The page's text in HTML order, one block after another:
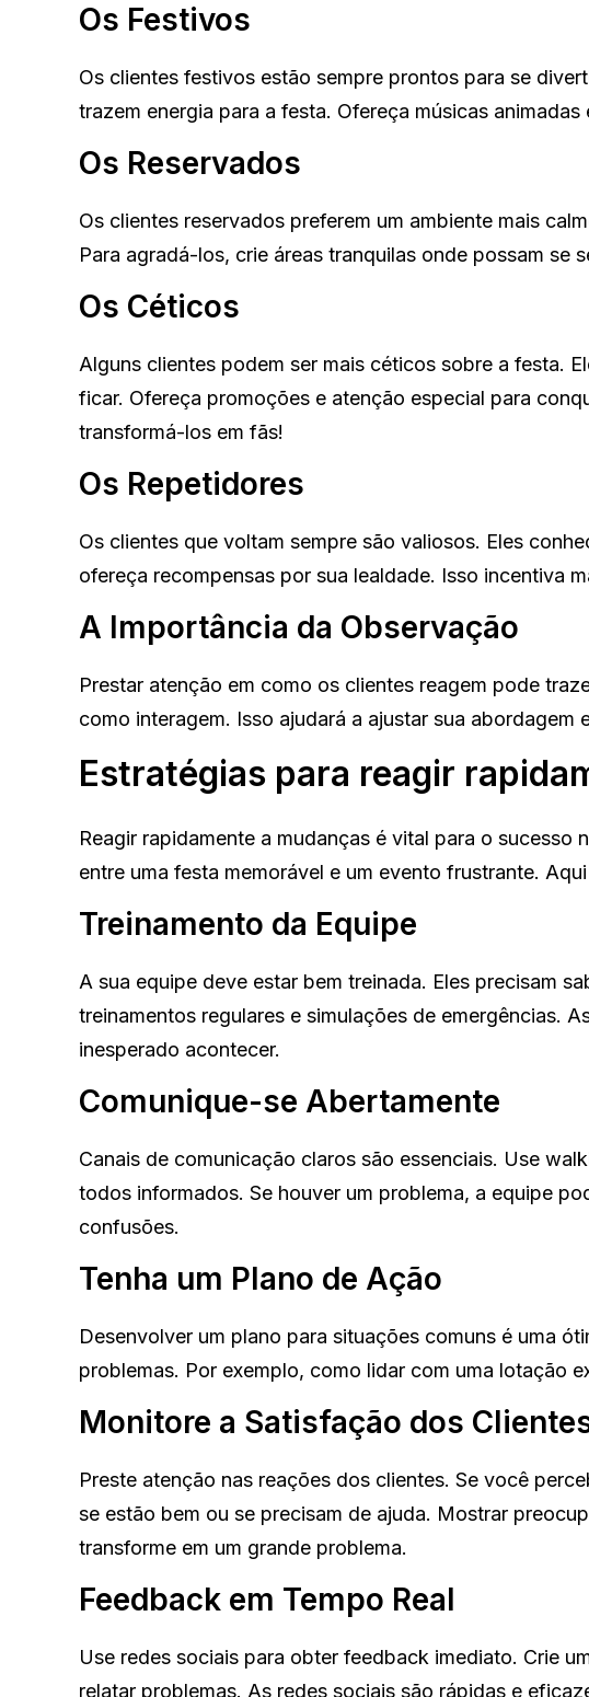
Os Festivos
Os clientes festivos estão sempre prontos para se
trazem energia para a festa. Ofereça músicas
Os Reservados
Os clientes reservados preferem um ambiente mais
Para agradá-los, crie áreas tranquilas onde possam se
Os Céticos
Alguns clientes podem ser mais céticos sobre a festa.
ficar. Ofereça promoções e atenção especial para
transformá-los em fãs!
Os Repetidores
Os clientes que voltam sempre são valiosos. Eles
ofereça recompensas por sua lealdade. Isso incentiva
A Importância da Observação
Prestar atenção em como os clientes reagem pode
como interagem. Isso ajudará a ajustar sua abordagem
Estratégias para reagir
Reagir rapidamente a mudanças é vital para o sucesso
entre uma festa memorável e um evento frustrante.
Treinamento da Equipe
A sua equipe deve estar bem treinada. Eles precisam
treinamentos regulares e simulações de emergências.
inesperado acontecer.
Comunique-se Abertamente
Canais de comunicação claros são essenciais. Use
todos informados. Se houver um problema, a equipe
confusões.
Tenha um Plano de Ação
Desenvolver um plano para situações comuns é uma
problemas. Por exemplo, como lidar com uma lotação
Monitore a Satisfação dos
Preste atenção nas reações dos clientes. Se você
se estão bem ou se precisam de ajuda. Mostrar
transforme em um grande problema.
Feedback em Tempo Real
Use redes sociais para obter feedback imediato. Crie
relatar problemas. As redes sociais são rápidas e